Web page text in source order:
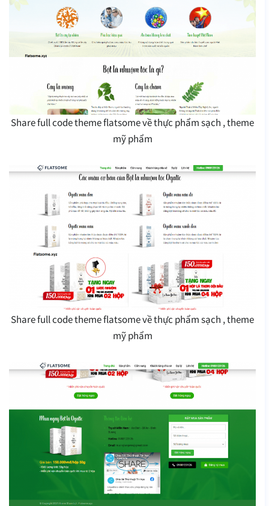
Share full code theme flatsome về thực phẩm sạch , theme
mỹ phẩm
Share full code theme flatsome về thực phẩm sạch , theme
mỹ phẩm